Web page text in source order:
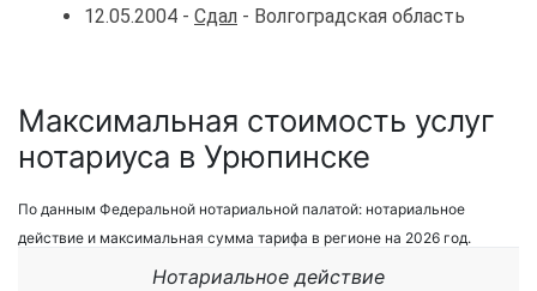
12.05.2004 - Сдал - Волгоградская область
Максимальная стоимость услуг
нотариуса в Урюпинске
По данным Федеральной нотариальной палатой: нотариальное
действие и максимальная сумма тарифа в регионе на 2026 год.
Нотариальное действие